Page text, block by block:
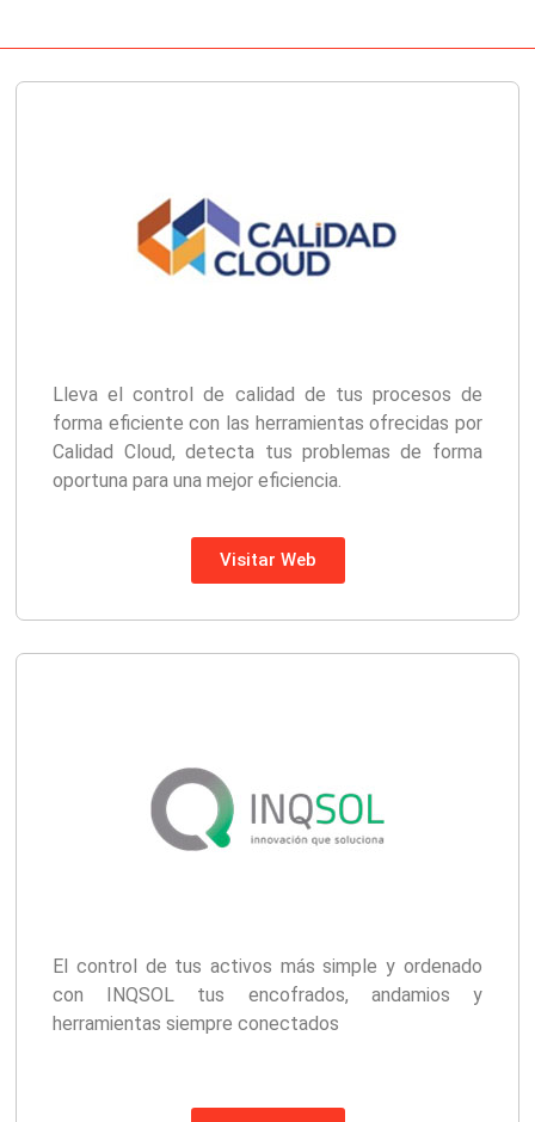
Lleva el control de calidad de tus procesos de
forma eficiente con las herramientas ofrecidas por
Calidad Cloud, detecta tus problemas de forma
oportuna para una mejor eficiencia.
Visitar Web
El control de tus activos más simple y ordenado
con INQSOL tus encofrados, andamios y
herramientas siempre conectados